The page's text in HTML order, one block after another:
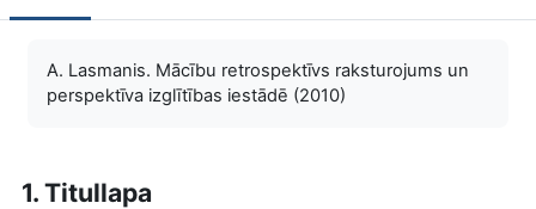
A. Lasmanis. Mācību retrospektīvs raksturojums un
perspektīva izglītības iestādē (2010)
1. Titullapa